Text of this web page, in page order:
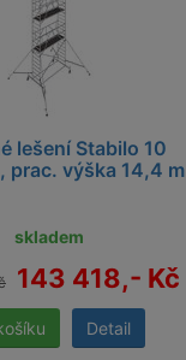
lešení Stabilo 10
prac. výška 14,4 m
skladem
143 418,- Kč
Detail